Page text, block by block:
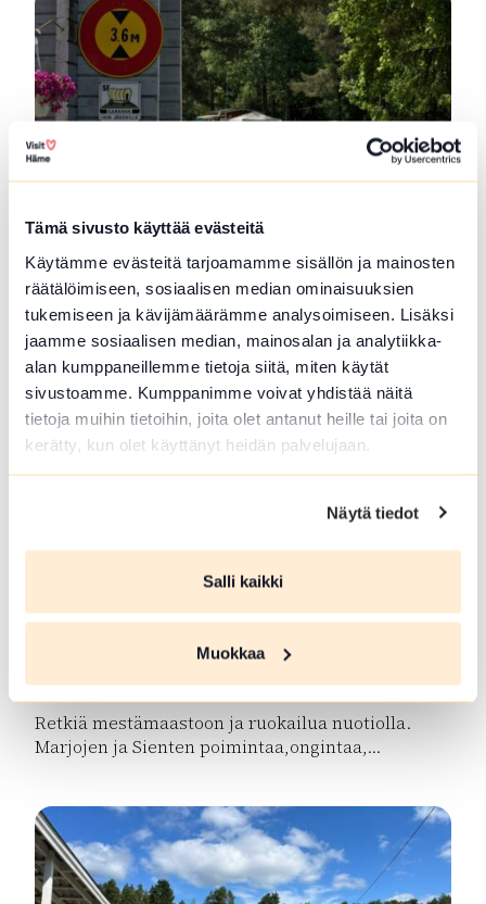
Tämä sivusto käyttää evästeitä
Käytämme evästeitä tarjoamamme sisällön ja mainosten
räätälöimiseen, sosiaalisen median ominaisuuksien
tukemiseen ja kävijämäärämme analysoimiseen. Lisäksi
jaamme sosiaalisen median, mainosalan ja analytiikka-
alan kumppaneillemme tietoja siitä, miten käytät
sivustoamme. Kumppanimme voivat yhdistää näitä
tietoja muihin tietoihin, joita olet antanut heille tai joita on
kerätty, kun olet käyttänyt heidän palvelujaan.
Näytä tiedot
Salli kaikki
Muokkaa
SFC Vantaan Talli leirintäalue
Vantaan Talli on ympärivuotinen leirintä-alue
Hausjärven luonnon keskellä Kanta-Hämeessä,...
Lue lisää tuotteesta SFC Vantaan Talli leirintäalue
Metsä ja Luonto-opas Lopella ja
Tammelassa
Retkiä mestämaastoon ja ruokailua nuotiolla.
Marjojen ja Sienten poimintaa,ongintaa,...